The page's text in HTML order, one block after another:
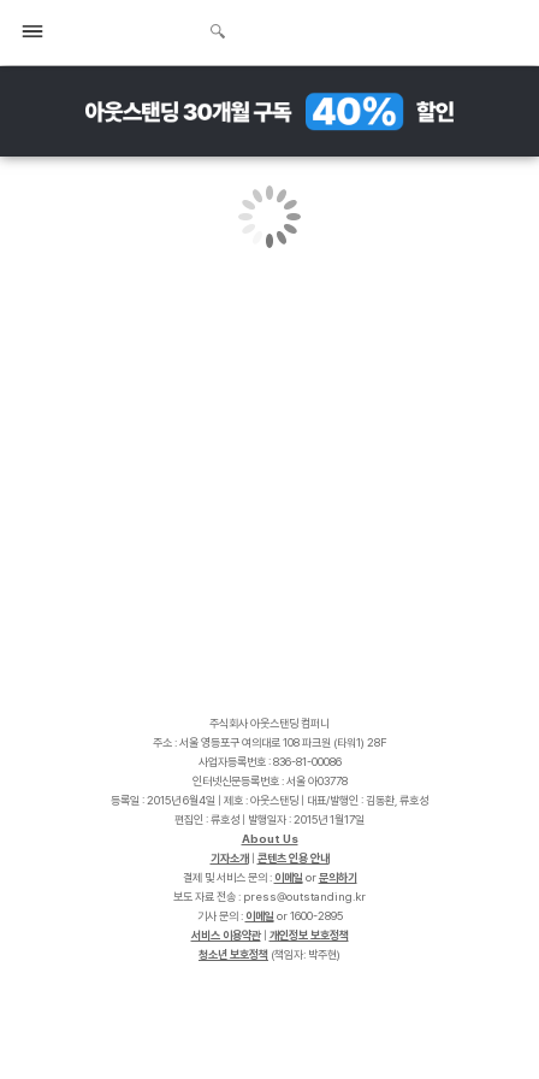
주식회사 아웃스탠딩 컴퍼니
주소 : 서울 영등포구 여의대로 108 파크원 (타워1) 28F
사업자등록번호 : 836-81-00086
인터넷신문등록번호 : 서울 아03778
등록일 : 2015년 6월4일 | 제호 : 아웃스탠딩 | 대표/발행인 : 김동환, 류호성
편집인 : 류호성 | 발행일자 : 2015년 1월17일
About Us
기자소개
콘텐츠 인용 안내
결제 및 서비스 문의 : 이메일 or문의하기
보도 자료 전송 :
r
k
.
g
n
i
d
n
a
t
s
t
u
o
@
s
s
e
r
p
기사 문의 : 이메일 or 1600-2895
서비스 이용약관| 개인정보 보호정책
청소년 보호정책 (책임자: 박주현)